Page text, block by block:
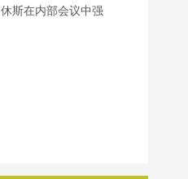
斯在内部会议中强